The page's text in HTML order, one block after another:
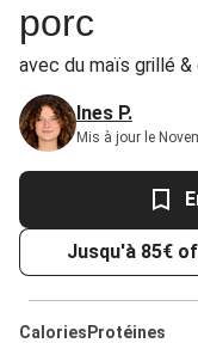
porc
avec du maïs grillé &
Ines P.
Mis à jour le
Jusqu'à 85€
Calories Protéines